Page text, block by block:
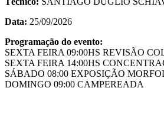
Data: 25/09/2026
Programação do evento:
SEXTA FEIRA 09:00HS REVISÃO
SEXTA FEIRA 14:00HS
SÁBADO 08:00 EXPOSIÇÃO
DOMINGO 09:00 CAMPEREADA